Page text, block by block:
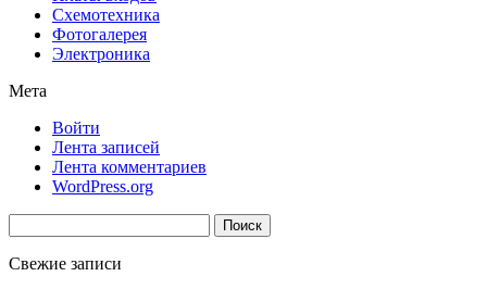
Схемотехника
Фотогалерея
Электроника
Мета
Войти
Лента записей
Лента комментариев
WordPress.org
Свежие записи